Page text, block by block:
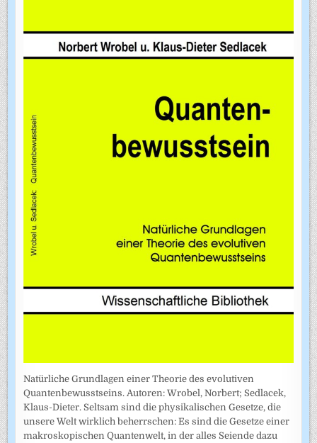
Natürliche Grundlagen einer Theorie des evolutiven
Quantenbewusstseins. Autoren: Wrobel, Norbert; Sedlacek,
Klaus-Dieter. Seltsam sind die physikalischen Gesetze, die
unsere Welt wirklich beherrschen: Es sind die Gesetze einer
makroskopischen Quantenwelt, in der alles Seiende dazu